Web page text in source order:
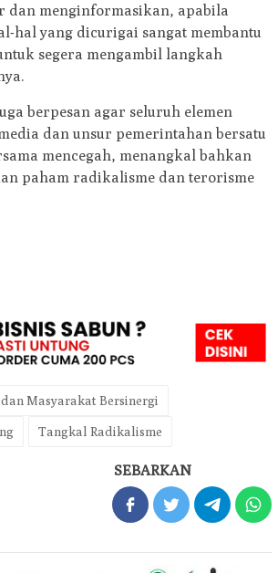
dan menginformasikan, apabila
hal yang dicurigai sangat membantu
segera mengambil langkah
berpesan agar seluruh elemen
dan unsur pemerintahan bersatu
mencegah, menangkal bahkan
paham radikalisme dan terorisme
dan Masyarakat Bersinergi
Tangkal Radikalisme
SEBARKAN